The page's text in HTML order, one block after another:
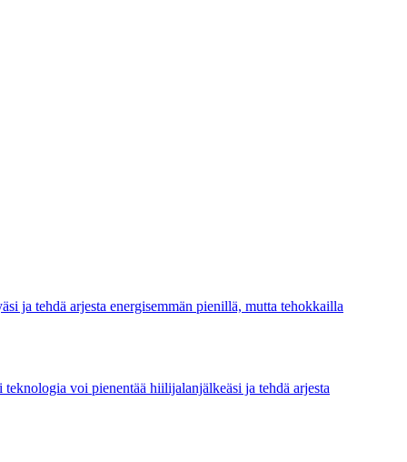
ja tehdä arjesta energisemmän pienillä, mutta tehokkailla
voi pienentää hiilijalanjälkeäsi ja tehdä arjesta